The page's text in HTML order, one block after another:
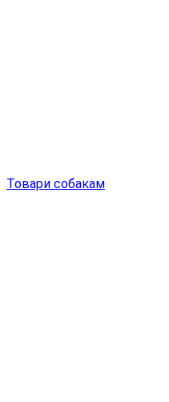
Товари собакам